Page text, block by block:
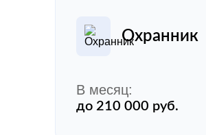
Охранник
В месяц:
до 210 000 руб.